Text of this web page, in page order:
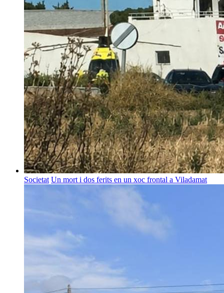
Societat Un mort i dos ferits en un xoc frontal a Viladamat